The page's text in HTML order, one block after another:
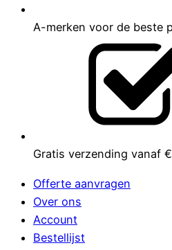
A-merken voor de beste
Gratis verzending vanaf
Offerte aanvragen
Over ons
Account
Bestellijst